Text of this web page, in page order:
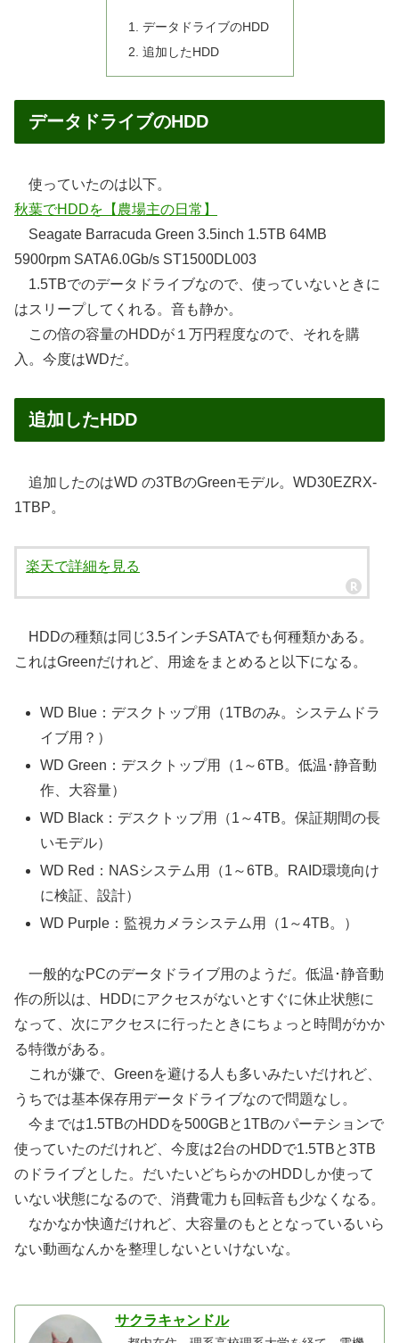
データドライブのHDD
追加したHDD
データドライブのHDD
使っていたのは以下。
秋葉でHDDを【農場主の日常】
Seagate Barracuda Green 3.5inch 1.5TB 64MB
5900rpm SATA6.0Gb/s ST1500DL003
1.5TBでのデータドライブなので、使っていないときに
はスリープしてくれる。音も静か。
この倍の容量のHDDが１万円程度なので、それを購
入。今度はWDだ。
追加したHDD
追加したのはWD の3TBのGreenモデル。WD30EZRX-
1TBP。
楽天で詳細を見る
HDDの種類は同じ3.5インチSATAでも何種類かある。
これはGreenだけれど、用途をまとめると以下になる。
WD Blue：デスクトップ用（1TBのみ。システムドラ
イブ用？）
WD Green：デスクトップ用（1～6TB。低温･静音動
作、大容量）
WD Black：デスクトップ用（1～4TB。保証期間の長
いモデル）
WD Red：NASシステム用（1～6TB。RAID環境向け
に検証、設計）
WD Purple：監視カメラシステム用（1～4TB。）
一般的なPCのデータドライブ用のようだ。低温･静音動
作の所以は、HDDにアクセスがないとすぐに休止状態に
なって、次にアクセスに行ったときにちょっと時間がかか
る特徴がある。
これが嫌で、Greenを避ける人も多いみたいだけれど、
うちでは基本保存用データドライブなので問題なし。
今までは1.5TBのHDDを500GBと1TBのパーテションで
使っていたのだけれど、今度は2台のHDDで1.5TBと3TB
のドライブとした。だいたいどちらかのHDDしか使って
いない状態になるので、消費電力も回転音も少なくなる。
なかなか快適だけれど、大容量のもととなっているいら
ない動画なんかを整理しないといけないな。
サクラキャンドル